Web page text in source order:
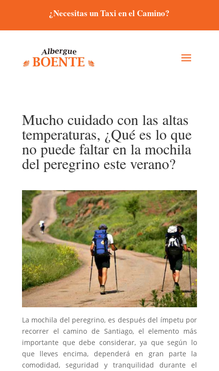
¿Necesitas un Taxi en el Camino?
Mucho cuidado con las altas
temperaturas, ¿Qué es lo que
no puede faltar en la mochila
del peregrino este verano?
La mochila del peregrino, es después del ímpetu por
recorrer el camino de Santiago, el elemento más
importante que debe considerar, ya que según lo
que lleves encima, dependerá en gran parte la
comodidad, seguridad y tranquilidad durante el